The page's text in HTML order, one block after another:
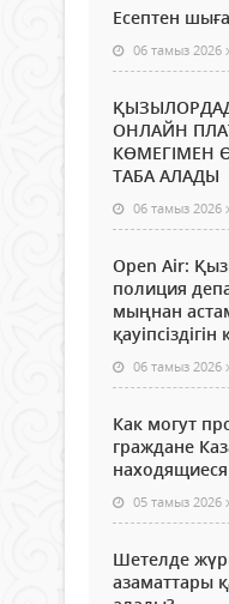
Есептен
06 тамыз 2026
ОНЛАЙН
КӨМЕГІМЕН
ТАБА АЛАДЫ
06 тамыз 2026
Open Air:
полиция
мыңнан
06 тамыз 2026
Как могут
граждане
05 тамыз 2026
Шетелде
азаматтары